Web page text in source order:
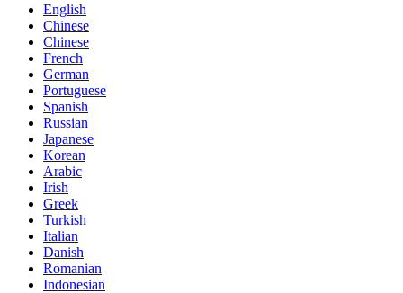
English
Chinese
Chinese
French
German
Portuguese
Spanish
Russian
Japanese
Korean
Arabic
Irish
Greek
Turkish
Italian
Danish
Romanian
Indonesian